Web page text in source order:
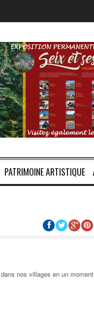
PATRIMOINE ARTISTIQUE
nos villages en un moment